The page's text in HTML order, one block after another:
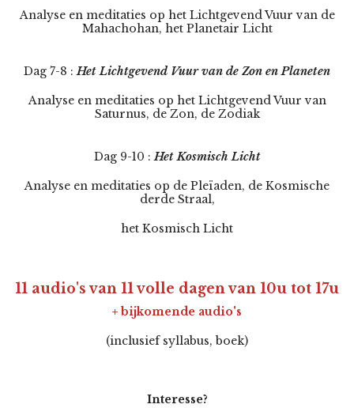
Analyse en meditaties op het Lichtgevend Vuur van de
Mahachohan, het Planetair Licht
Dag 7-8 :Het Lichtgevend Vuur van de Zon en Planeten
Analyse en meditaties op het Lichtgevend Vuur van
Saturnus, de Zon, de Zodiak
Dag 9-10 :Het Kosmisch Licht
Analyse en meditaties op de Pleïaden, de Kosmische
derde Straal,
het Kosmisch Licht
11 audio's van 11 volle dagen van 10u tot 17u
+ bijkomende audio's
(inclusief syllabus, boek)
Interesse?